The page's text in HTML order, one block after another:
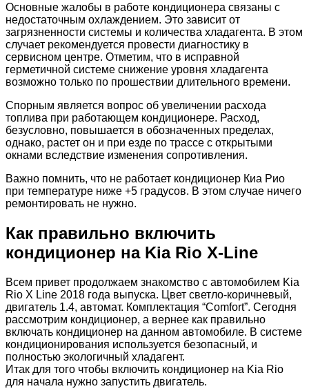
Основные жалобы в работе кондиционера связаны с
недостаточным охлаждением. Это зависит от
загрязненности системы и количества хладагента. В этом
случает рекомендуется провести диагностику в
сервисном центре. Отметим, что в исправной
герметичной системе снижение уровня хладагента
возможно только по прошествии длительного времени.
Спорным является вопрос об увеличении расхода
топлива при работающем кондиционере. Расход,
безусловно, повышается в обозначенных пределах,
однако, растет он и при езде по трассе с открытыми
окнами вследствие изменения сопротивления.
Важно помнить, что не работает кондиционер Киа Рио
при температуре ниже +5 градусов. В этом случае ничего
ремонтировать не нужно.
Как правильно включить
кондиционер на Kia Rio X-Line
Всем привет продолжаем знакомство с автомобилем Kia
Rio X Line 2018 года выпуска. Цвет светло-коричневый,
двигатель 1.4, автомат. Комплектация “Comfort”. Сегодня
рассмотрим кондиционер, а вернее как правильно
включать кондиционер на данном автомобиле. В системе
кондиционирования используется безопасный, и
полностью экологичный хладагент.
Итак для того чтобы включить кондиционер на Kia Rio
для начала нужно запустить двигатель.